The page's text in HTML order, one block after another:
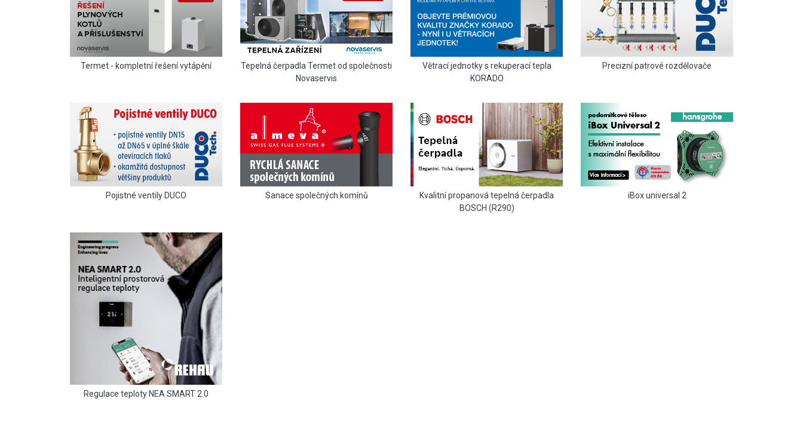
Termet - kompletní řešení vytápění
Tepelná čerpadla Termet od společnosti
Novaservis
Větrací jednotky s rekuperací tepla
KORADO
Precizní patrové rozdělovače
Pojistné ventily DUCO Sanace společných komínů
Kvalitní propanová tepelná čerpadla
BOSCH (R290)
iBox universal 2
Regulace teploty NEA SMART 2.0